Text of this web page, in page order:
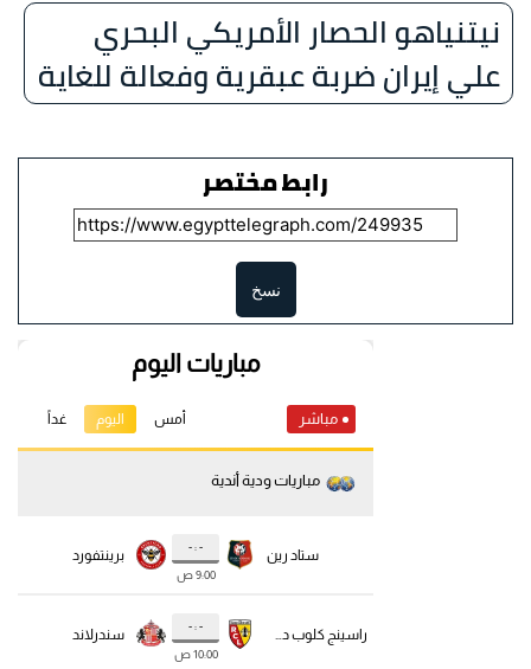
نيتنياهو الحصار الأمريكي البحري
علي إيران ضربة عبقرية وفعالة للغاية
رابط مختصر
نسخ